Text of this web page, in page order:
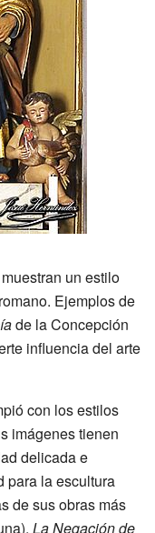
un estilo
Ejemplos de
de la Concepción
influencia del arte
con los estilos
imágenes tienen
delicada e
para la escultura
de sus obras más
La Negación de